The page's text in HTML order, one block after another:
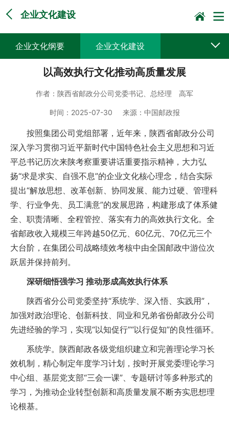
企业文化建设
企业文化纲要 企业文化建设
以高效执行文化推动高质量发展
作者： 陕西省邮政分公司党委书记、总经理 高军
时间： 2025-07-30 来源： 中国邮政报
按照集团公司党组部署，近年来，陕西省邮政分公司
深入学习贯彻习近平新时代中国特色社会主义思想和习近
平总书记历次来陕考察重要讲话重要指示精神，大力弘
扬“求是求实、自强不息”的企业文化核心理念，结合实际
提出“解放思想、改革创新、协同发展、能力过硬、管理科
学、行业争先、员工满意”的发展思路，构建形成了体系健
全、职责清晰、全程管控、落实有力的高效执行文化。全
省邮政收入规模三年跨越50亿元、60亿元、70亿元三个
大台阶，在集团公司战略绩效考核中由全国邮政中游位次
跃居并保持前列。
深研细悟强学习 推动形成高效执行体系
陕西省分公司党委坚持“系统学、深入悟、实践用”，
加强对政治理论、创新科技、同业和兄弟省份邮政分公司
先进经验的学习，实现“以知促行”“以行促知”的良性循环。
系统学。陕西邮政各级党组织建立和完善理论学习长
效机制，精心制定年度学习计划，按时开展党委理论学习
中心组、基层党支部“三会一课”、专题研讨等多种形式的
学习，为推动企业转型创新和高质量发展不断夯实思想理
论根基。